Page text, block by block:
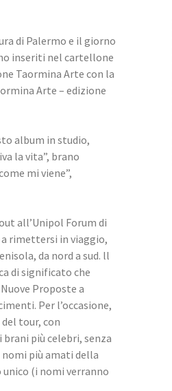
di Palermo e il giorno
inseriti nel cartellone
Taormina Arte con la
Arte – edizione
album in studio,
la vita”, brano
mi viene”,
all’Unipol Forum di
rimettersi in viaggio,
da nord a sud. ll
di significato che
Proposte a
Per l’occasione,
tour, con
più celebri, senza
nomi più amati della
(i nomi verranno